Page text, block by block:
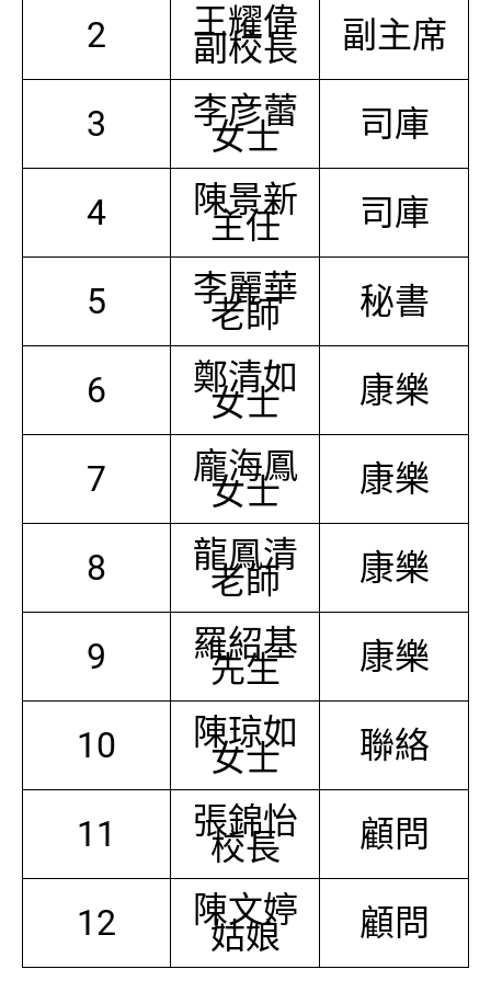
2 王耀偉
副校長 副主席
3 李彦蕾
女士 司庫
4 陳景新
主任 司庫
5 李麗華
老師 秘書
6 鄭清如
女士 康樂
7 龐海鳳
女士 康樂
8 龍鳳清
老師 康樂
9 羅紹基
先生 康樂
10 陳琼如
女士 聯絡
11 張錦怡
校長 顧問
12 陳文婷
姑娘 顧問